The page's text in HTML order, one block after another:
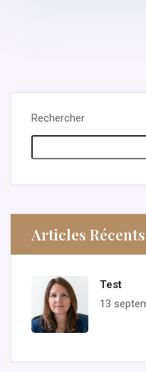
Rechercher
Articles Récents
Test
13